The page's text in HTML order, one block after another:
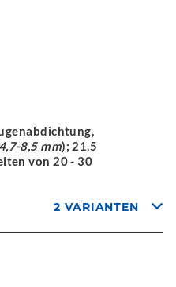
4,7-8,5 mm); 21,5
von 20 - 30
2 VARIANTEN